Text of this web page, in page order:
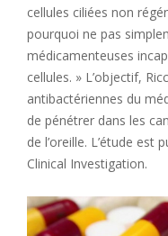
cellules ciliées non
pourquoi ne pas
médicamenteuses
cellules. » L’objectif,
antibactériennes du
de pénétrer dans les
de l’oreille. L’étude est
Clinical Investigation.